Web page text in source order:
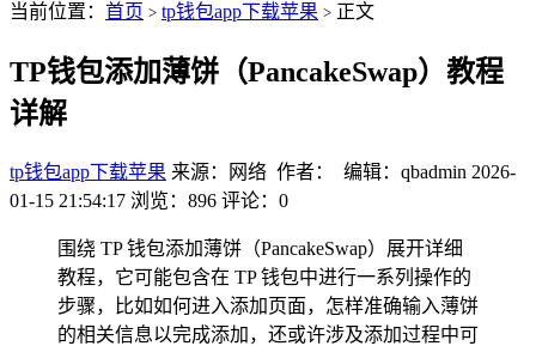
当前位置： 首页 > tp钱包app下载苹果 > 正文
TP钱包添加薄饼（PancakeSwap）教程
详解
tp钱包app下载苹果 来源：网络 作者： 编辑：qbadmin 2026-
01-15 21:54:17 浏览：896 评论：0
围绕 TP 钱包添加薄饼（PancakeSwap）展开详细
教程，它可能包含在 TP 钱包中进行一系列操作的
步骤，比如如何进入添加页面，怎样准确输入薄饼
的相关信息以完成添加，还或许涉及添加过程中可